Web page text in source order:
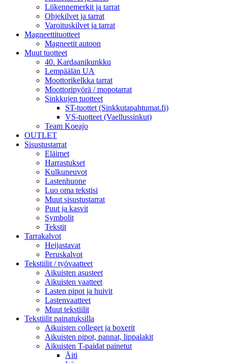
Liikennemerkit ja tarrat
Ohjekilvet ja tarrat
Varoituskilvet ja tarrat
Magneettituotteet
Magneetit autoon
Muut tuotteet
40. Kardaanikunkku
Lempäälän UA
Moottorikelkka tarrat
Moottoripyörä / mopotarrat
Sinkkujen tuotteet
ST-tuottet (Sinkkutapahtumat.fi)
VS-tuotteet (Vaellussinkut)
Team Koeajo
OUTLET
Sisustustarrat
Eläimet
Harrastukset
Kulkuneuvot
Lastenhuone
Luo oma tekstisi
Muut sisustustarrat
Puut ja kasvit
Symbolit
Tekstit
Tarrakalvot
Heijastavat
Peruskalvot
Tekstiilit / työvaatteet
Aikuisten asusteet
Aikuisten vaatteet
Lasten pipot ja huivit
Lastenvaatteet
Muut tekstiilit
Tekstiilit painatuksilla
Aikuisten colleget ja boxerit
Aikuisten pipot, pannat, lippalakit
Aikuisten T-paidat painetut
Äiti